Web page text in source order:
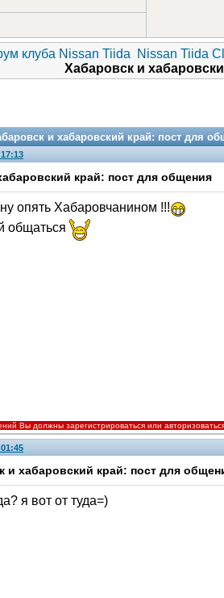
клуба Nissan Tiida
Nissan Tiida
Хабаровск и
и хабаровский край: пост для
край: пост для общения
опять Хабаровчанином !!!
общаться
Вы должны зарегистрироваться или
и хабаровский край: пост для
я вот от туда=)